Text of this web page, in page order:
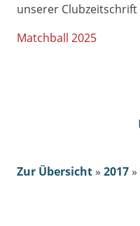
unserer
Matchball 2025
Zur Übersicht »2017 »